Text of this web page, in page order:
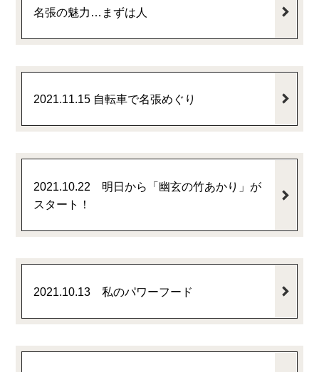
名張の魅力…まずは人
2021.11.15 自転車で名張めぐり
2021.10.22 明日から「幽玄の竹あかり」が
スタート！
2021.10.13 私のパワーフード